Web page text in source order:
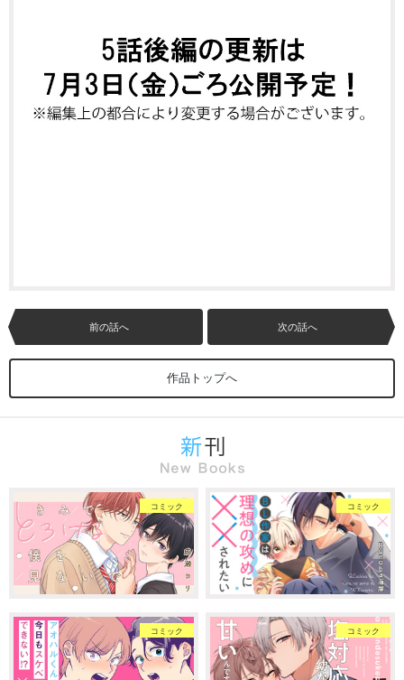
前の話へ 次の話へ
作品トップへ
コミック コミック
コミック コミック